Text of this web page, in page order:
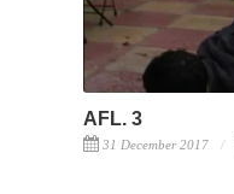
AFL. 3
31 December 2017